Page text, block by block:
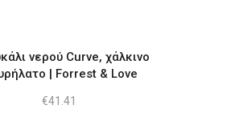
νερού Curve, χάλκινο
| Forrest & Love
€41.41